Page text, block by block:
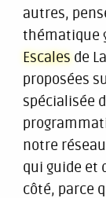
autres,
thématique
Escales de
proposées
spécialisée
notre
qui guide et
côté, parce